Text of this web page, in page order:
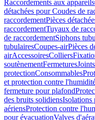
Raccordements aux appareils
détachées pour Coudes de
raccordementPièces
raccordementTuyaux de
de raccordementSiphons
tubulairesCoupes-airPièces
airAccessoiresColliers
soutènementFermetures
protectionConsommables
et protection contre
fermeture pour plafond
des bruits solidiensIsolations
aériensProtection contre
pour évacuationValves